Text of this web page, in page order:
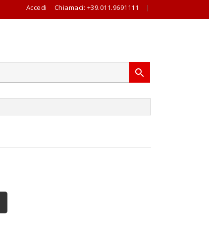
Accedi Chiamaci: +39.011.9691111 |
